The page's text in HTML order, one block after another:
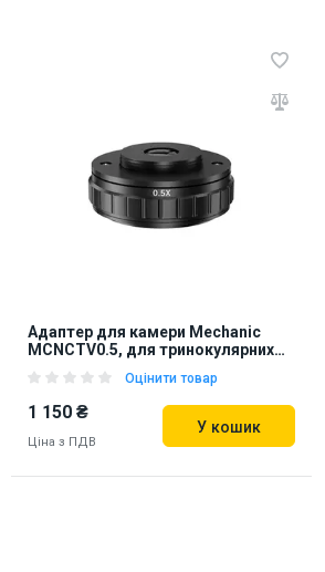
Адаптер для камери Mechanic
MCNCTV0.5, для тринокулярних
мікроскопів
Оцінити товар
1 150 ₴
Ціна з ПДВ
У кошик